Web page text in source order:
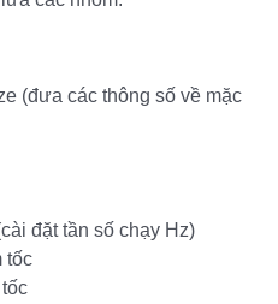
(đưa các thông số về mặc
đặt tần số chạy Hz)
tốc